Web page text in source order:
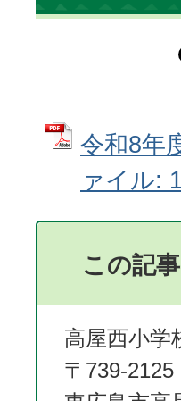
令和8年
ァイル:
この記
高屋西小学
〒739-2125